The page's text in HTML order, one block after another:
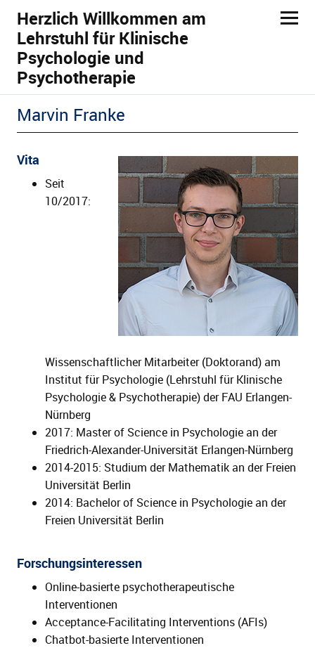
Herzlich Willkommen am
Lehrstuhl für Klinische
Psychologie und
Psychotherapie
Menü aufklappen
Marvin Franke
Vita
Seit
10/2017:
Wissenschaftlicher Mitarbeiter (Doktorand) am
Institut für Psychologie (Lehrstuhl für Klinische
Psychologie & Psychotherapie) der FAU Erlangen-
Nürnberg
2017: Master of Science in Psychologie an der
Friedrich-Alexander-Universität Erlangen-Nürnberg
2014-2015: Studium der Mathematik an der Freien
Universität Berlin
2014: Bachelor of Science in Psychologie an der
Freien Universität Berlin
Forschungsinteressen
Online-basierte psychotherapeutische
Interventionen
Acceptance-Facilitating Interventions (AFIs)
Chatbot-basierte Interventionen